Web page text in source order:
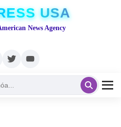
USA
News Agency